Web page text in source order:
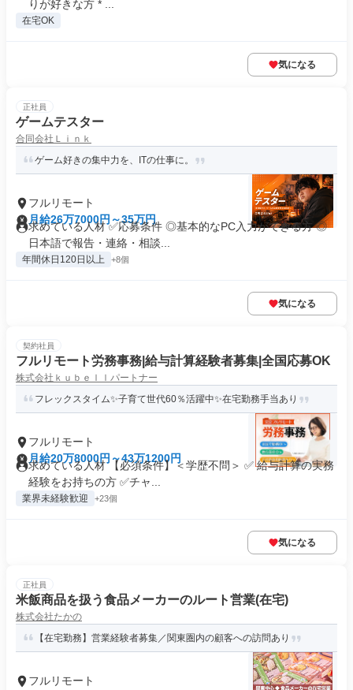
りが好きな方 * ...
在宅OK
気になる
正社員
ゲームテスター
合同会社Ｌｉｎｋ
ゲーム好きの集中力を、ITの仕事に。
フルリモート
月給26万7000円～35万円
求めている人材 ✅応募条件 ◎基本的なPC入力ができる方 ◎
日本語で報告・連絡・相談...
年間休日120日以上 +8個
気になる
契約社員
フルリモート労務事務|給与計算経験者募集|全国応募OK
株式会社ｋｕｂｅｌｌパートナー
フレックスタイム✨子育て世代60％活躍中✨在宅勤務手当あり
フルリモート
月給20万8000円～43万1200円
求めている人材 【必須条件】＜学歴不問＞ ✅ 給与計算の実務
経験をお持ちの方 ✅️チャ...
業界未経験歓迎 +23個
気になる
正社員
米飯商品を扱う食品メーカーのルート営業(在宅)
株式会社たかの
【在宅勤務】営業経験者募集／関東圏内の顧客への訪問あり
フルリモート